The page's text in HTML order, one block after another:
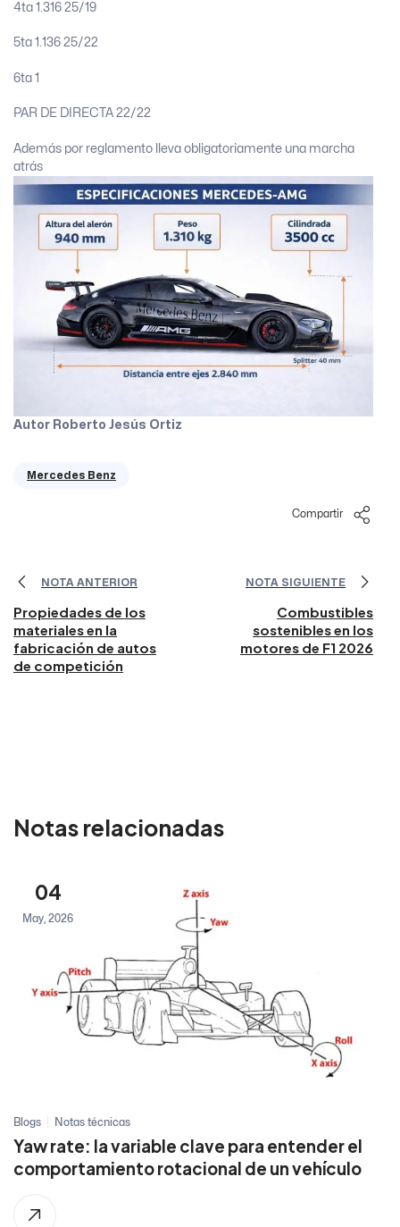
4ta 1.316 25/19
5ta 1.136 25/22
6ta 1
PAR DE DIRECTA 22/22
Además por reglamento lleva obligatoriamente una marcha
atrás
Autor Roberto Jesús Ortiz
Mercedes Benz
Compartir
NOTA ANTERIOR
Propiedades de los
materiales en la
fabricación de autos
de competición
NOTA SIGUIENTE
Combustibles
sostenibles en los
motores de F1 2026
Notas relacionadas
04
May, 2026
Blogs Notas técnicas
Yaw rate: la variable clave para entender el
comportamiento rotacional de un vehículo